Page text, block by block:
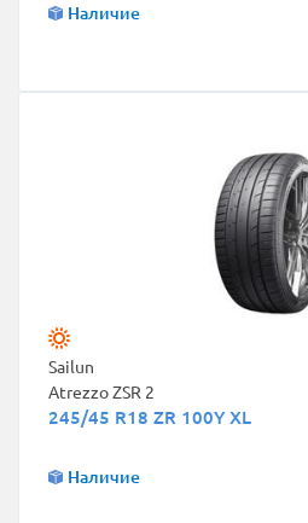
Наличие
Sailun
Atrezzo ZSR 2
245/45 R18 ZR 100Y XL
Наличие